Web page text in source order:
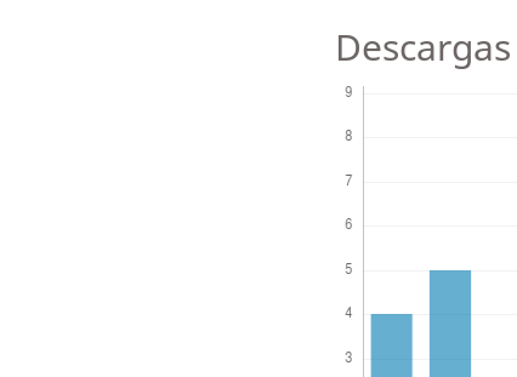
Descargas